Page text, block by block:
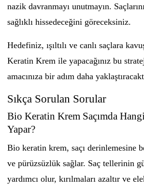
nazik davranmayı unutmayın.
sağlıklı hissedeceğini göreceksiniz.
Hedefiniz, ışıltılı ve canlı saçlara
Keratin Krem ile yapacağınız bu
amacınıza bir adım daha
Sıkça Sorulan Sorular
Bio Keratin Krem Saçımda
Yapar?
Bio keratin krem, saçı derinlemesine
ve pürüzsüzlük sağlar. Saç tellerinin
yardımcı olur, kırılmaları azaltır ve